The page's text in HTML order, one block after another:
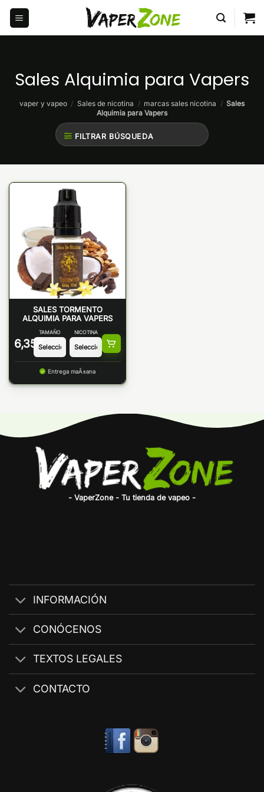
Saltar
contenido
Sales Alquimia para Vapers
vaper y vapeo / Sales de nicotina / marcas sales nicotina / Sales
Alquimia para Vapers
FILTRAR BÚSQUEDA
SALES TORMENTO
ALQUIMIA PARA VAPERS
6,35 €
TAMAÑO NICOTINA
Entrega maÃ±ana
- VaperZone - Tu tienda de vapeo -
INFORMACIÓN
CONÓCENOS
TEXTOS LEGALES
CONTACTO